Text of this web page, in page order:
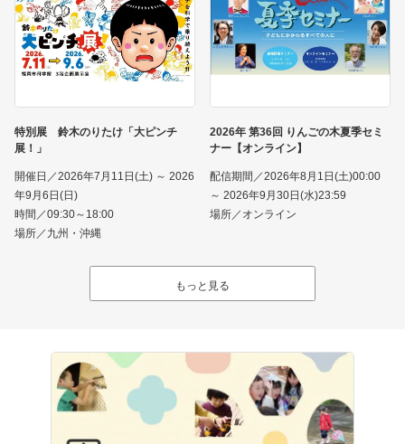
特別展 鈴木のりたけ「大ピンチ
展！」
開催日／2026年7月11日(土) ～ 2026
年9月6日(日)
時間／09:30～18:00
場所／九州・沖縄
2026年 第36回 りんごの木夏季セミ
ナー【オンライン】
配信期間／2026年8月1日(土)00:00
～ 2026年9月30日(水)23:59
場所／オンライン
もっと見る